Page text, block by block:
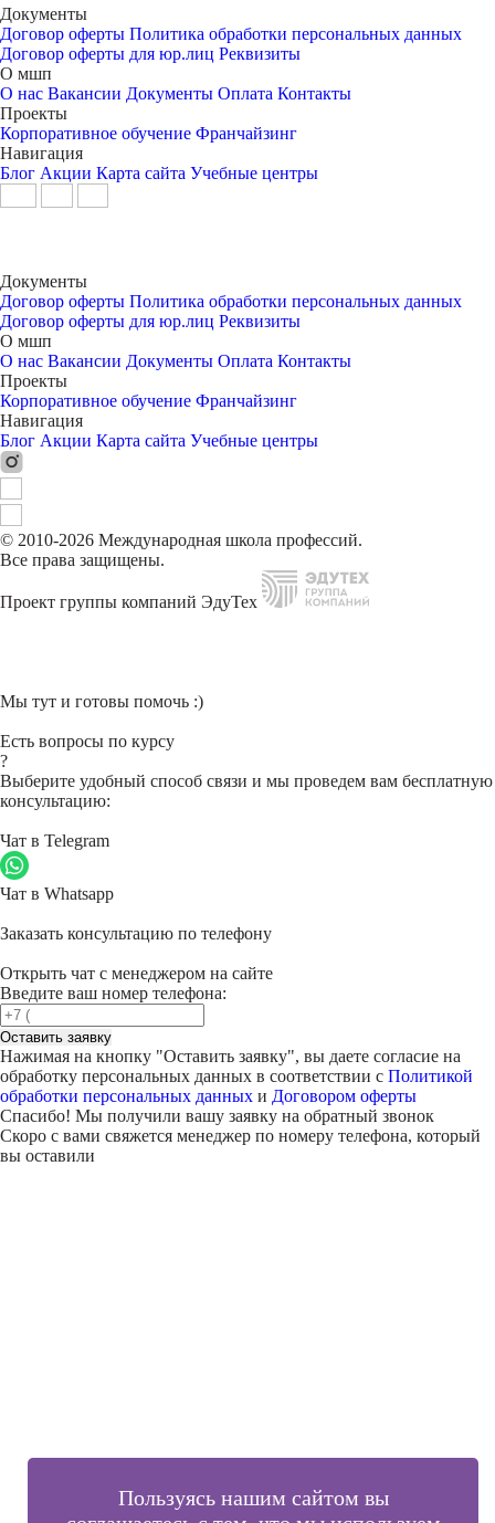
Документы
Договор оферты Политика обработки персональных данных
Договор оферты для юр.лиц Реквизиты
О мшп
О нас Вакансии Документы Оплата Контакты
Проекты
Корпоративное обучение Франчайзинг
Навигация
Блог Акции Карта сайта Учебные центры
Документы
Договор оферты Политика обработки персональных данных
Договор оферты для юр.лиц Реквизиты
О мшп
О нас Вакансии Документы Оплата Контакты
Проекты
Корпоративное обучение Франчайзинг
Навигация
Блог Акции Карта сайта Учебные центры
© 2010-2026 Международная школа профессий.
Все права защищены.
Проект группы компаний ЭдуТех
Пользуясь нашим сайтом вы
Мы тут и готовы помочь :)
Есть вопросы по курсу
?
Выберите удобный способ связи и мы проведем вам бесплатную
консультацию:
Чат в Telegram
Чат в Whatsapp
Заказать консультацию по телефону
Открыть чат с менеджером на сайте
Введите ваш номер телефона:
Оставить заявку
Нажимая на кнопку "Оставить заявку", вы даете согласие на
обработку персональных данных в соответствии с Политикой
обработки персональных данных и Договором оферты
Спасибо! Мы получили вашу заявку на обратный звонок
Скоро с вами свяжется менеджер по номеру телефона, который
вы оставили